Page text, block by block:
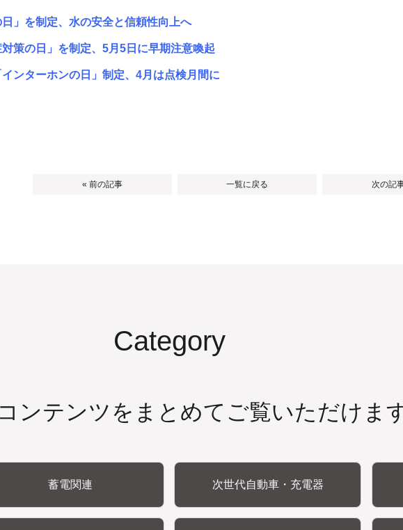
」を制定、水の安全と信頼性向上へ
策の日」を制定、5月5日に早期注意喚起
ンターホンの日」制定、4月は点検月間に
« 前の記事 一覧に戻る 次の記
Category
ンテンツをまとめてご覧いただけま
蓄電関連 次世代自動車・充電器